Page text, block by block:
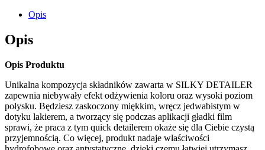
Opis
Opis
Opis Produktu
Unikalna kompozycja składników zawarta w SILKY DETAILER
zapewnia niebywały efekt odżywienia koloru oraz wysoki poziom
połysku. Będziesz zaskoczony miękkim, wręcz jedwabistym w
dotyku lakierem, a tworzący się podczas aplikacji gładki film
sprawi, że praca z tym quick detailerem okaże się dla Ciebie czystą
przyjemnością. Co więcej, produkt nadaje właściwości